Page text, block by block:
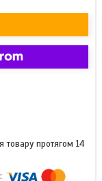
товару протягом 14